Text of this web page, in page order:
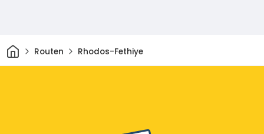
HeimRouten Rhodos-Fethiye